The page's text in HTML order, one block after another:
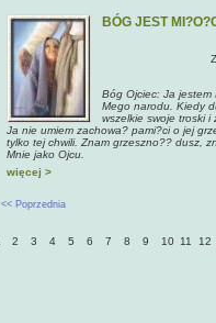
BÓG JEST
Bóg Ojciec: Ja jestem
Mego narodu. Kiedy
wszelkie swoje troski
Ja nie umiem zachowa? pami?ci o jej
tylko tej chwili. Znam grzeszno?? dusz,
Mnie jako Ojcu.
więcej >
<< Poprzednia
2 3 4 5 6 7 8 9 10 11 12